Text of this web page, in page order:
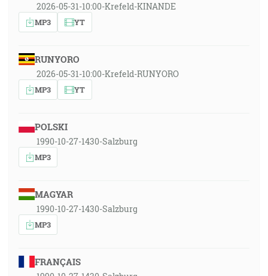
2026-05-31-10:00-Krefeld-KINANDE
MP3 YT
RUNYORO
2026-05-31-10:00-Krefeld-RUNYORO
MP3 YT
POLSKI
1990-10-27-1430-Salzburg
MP3
MAGYAR
1990-10-27-1430-Salzburg
MP3
FRANÇAIS